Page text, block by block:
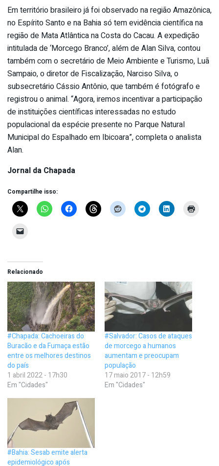
Em território brasileiro já foi observado na região Amazônica,
no Espírito Santo e na Bahia só tem evidência científica na
região de Mata Atlântica na Costa do Cacau. A expedição
intitulada de ‘Morcego Branco’, além de Alan Silva, contou
também com o secretário de Meio Ambiente e Turismo, Luã
Sampaio, o diretor de Fiscalização, Narciso Silva, o
subsecretário Cássio Antônio, que também é fotógrafo e
registrou o animal. “Agora, iremos incentivar a participação
de instituições científicas interessadas no estudo
populacional da espécie presente no Parque Natural
Municipal do Espalhado em Ibicoara”, completa o analista
Alan.
Jornal da Chapada
Compartilhe isso:
Relacionado
#Chapada: Cachoeiras do
Buracão e da Fumaça estão
entre os melhores destinos
do país
1 abril 2022 - 17h30
Em "Cidades"
#Salvador: Casos de ataques
de morcego a humanos
aumentam e preocupam
população
17 maio 2017 - 12h59
Em "Cidades"
#Bahia: Sesab emite alerta
epidemiológico após